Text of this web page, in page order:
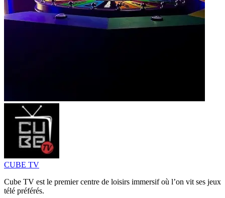
CUBE TV
Cube TV est le premier centre de loisirs immersif où l’on vit ses jeux
télé préférés.